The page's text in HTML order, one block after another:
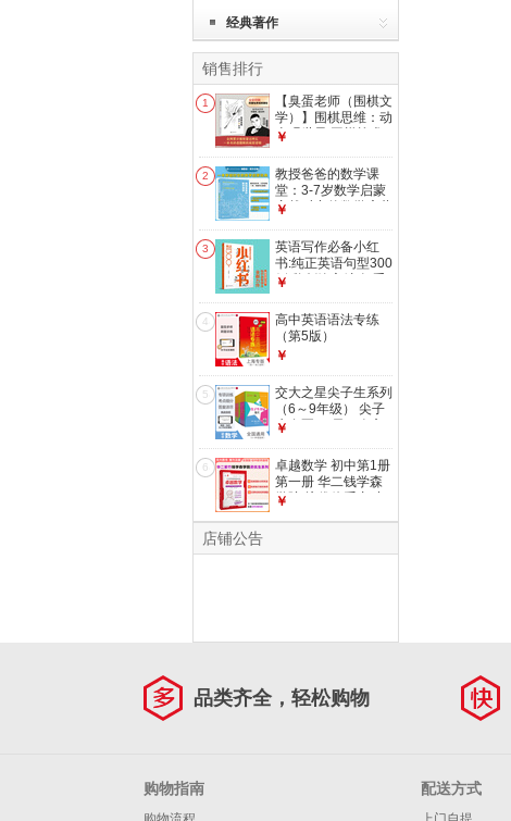
经典著作
销售排行
1
【臭蛋老师（围棋文
学）】围棋思维：动
态观世界 围棋战术
进阶 技法提升 杨诗
超 围棋思维：动态
观世界
￥
2
教授爸爸的数学课
堂：3-7岁数学启蒙
穿越时空的数学启蒙
教育 教授爸爸的数
学课堂：3-7岁数学
启蒙
￥
3
英语写作必备小红
书:纯正英语句型300
例 魏剑峰主编 知乎
读
￥
4
高中英语语法专练
（第5版）
￥
5
交大之星尖子生系列
（6～9年级） 尖子
生夺冠•一元二次方
￥
6
卓越数学 初中第1册
第一册 华二钱学森
学院 培优体系 初中
￥
店铺公告
品类齐全，轻松购物
购物指南 配送方式